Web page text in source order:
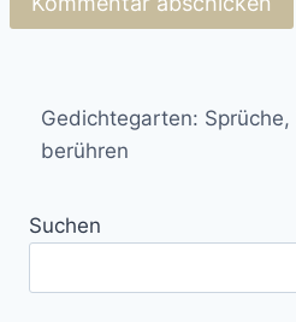
Gedichtegarten:
berühren
Suchen